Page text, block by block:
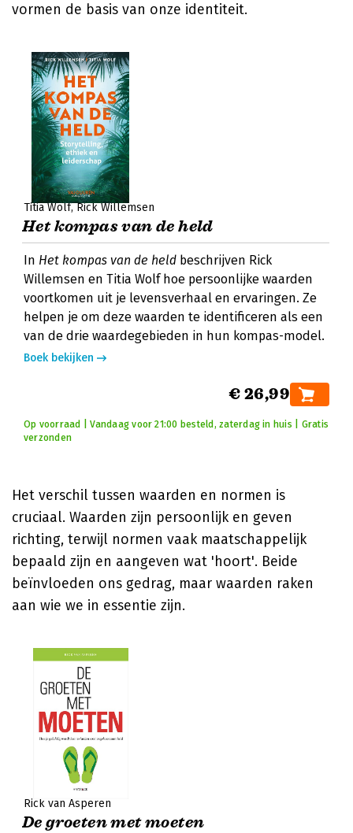
vormen de basis van onze identiteit.
Titia Wolf Rick Willemsen
Het kompas van de held
In Het kompas van de held beschrijven Rick
Willemsen en Titia Wolf hoe persoonlijke waarden
voortkomen uit je levensverhaal en ervaringen. Ze
helpen je om deze waarden te identificeren als een
van de drie waardegebieden in hun kompas-model.
Boek bekijken
€ 26,99
Op voorraad | Vandaag voor 21:00 besteld, zaterdag in huis | Gratis
verzonden
Het verschil tussen waarden en normen is
cruciaal. Waarden zijn persoonlijk en geven
richting, terwijl normen vaak maatschappelijk
bepaald zijn en aangeven wat 'hoort'. Beide
beïnvloeden ons gedrag, maar waarden raken
aan wie we in essentie zijn.
Rick van Asperen
De groeten met moeten